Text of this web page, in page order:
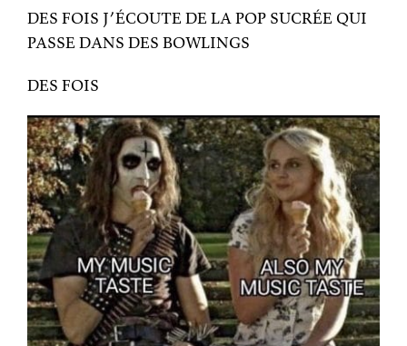
DES FOIS J’ÉCOUTE DE LA POP SUCRÉE QUI
PASSE DANS DES BOWLINGS
DES FOIS